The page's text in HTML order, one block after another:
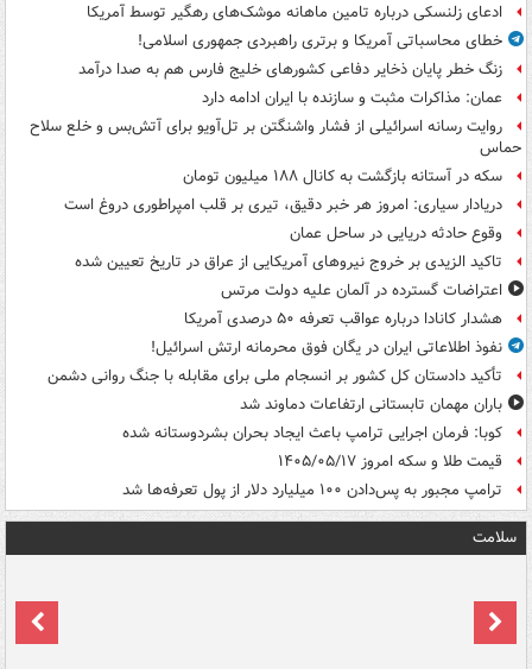
ادعای زلنسکی درباره تامین ماهانه موشک‌های رهگیر توسط آمریکا
خطای محاسباتی آمریکا و برتری راهبردی جمهوری اسلامی!
زنگ خطر پایان ذخایر دفاعی کشورهای خلیج فارس هم به صدا درآمد
عمان: مذاکرات مثبت و سازنده با ایران ادامه دارد
روایت رسانه اسرائیلی از فشار واشنگتن بر تل‌آویو برای آتش‌بس و خلع سلاح
حماس
سکه در آستانه بازگشت به کانال ۱۸۸ میلیون تومان
دریادار سیاری: امروز هر خبر دقیق، تیری بر قلب امپراطوری دروغ است
وقوع حادثه دریایی در ساحل عمان
تاکید الزیدی بر خروج نیروهای آمریکایی از عراق در تاریخ تعیین شده
اعتراضات گسترده در آلمان علیه دولت مرتس
هشدار کانادا درباره عواقب تعرفه ۵۰ درصدی آمریکا
نفوذ اطلاعاتی ایران در یگان فوق محرمانه ارتش اسرائیل!
تأکید دادستان کل کشور بر انسجام ملی برای مقابله با جنگ روانی دشمن
باران مهمان تابستانی ارتفاعات دماوند شد
کوبا: فرمان اجرایی ترامپ باعث ایجاد بحران بشردوستانه شده
قیمت طلا و سکه امروز ۱۴۰۵/۰۵/۱۷
ترامپ مجبور به پس‌دادن ۱۰۰ میلیارد دلار از پول تعرفه‌ها شد
سلامت